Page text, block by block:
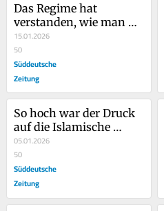
Das Regime hat
verstanden, wie man
mit Trump umgehen
muss
15.01.2026
50
Süddeutsche
Zeitung
So hoch war der Druck
auf die Islamische
Republik noch nie
05.01.2026
50
Süddeutsche
Zeitung